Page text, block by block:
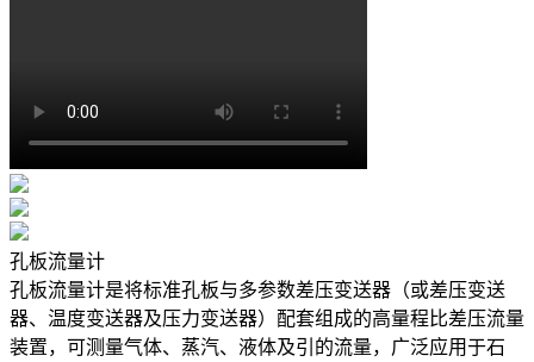
孔板流量计
孔板流量计是将标准孔板与多参数差压变送器（或差压变送
器、温度变送器及压力变送器）配套组成的高量程比差压流量
装置，可测量气体、蒸汽、液体及引的流量，广泛应用于石